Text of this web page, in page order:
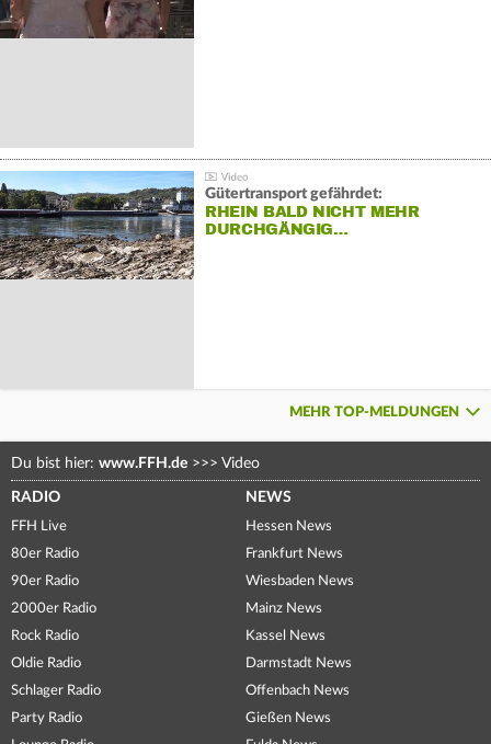
Gütertransport gefährdet:
RHEIN BALD NICHT MEHR
DURCHGÄNGIG…
MEHR TOP-MELDUNGEN
Du bist hier: www.FFH.de >>> Video
RADIO
FFH Live
80er Radio
90er Radio
2000er Radio
Rock Radio
Oldie Radio
Schlager Radio
Party Radio
NEWS
Hessen News
Frankfurt News
Wiesbaden News
Mainz News
Kassel News
Darmstadt News
Offenbach News
Gießen News